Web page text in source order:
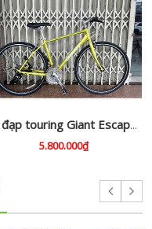
Xe đạp touring Giant Escape ,bãi Nhật
5.800.000₫